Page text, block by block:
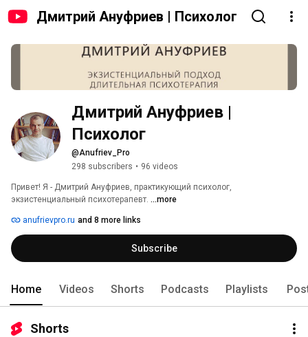
Дмитрий Ануфриев | Психолог
Дмитрий Ануфриев |
Психолог
@Anufriev_Pro
298 subscribers • 96 videos
Привет! Я - Дмитрий Ануфриев, практикующий психолог,
экзистенциальный психотерапевт. ...more
anufrievpro.ru and 8 more links
Subscribe
Home Videos Shorts Podcasts Playlists
Shorts